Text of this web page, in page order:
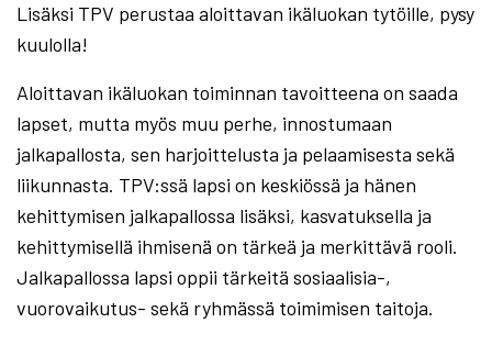
Lisäksi TPV perustaa aloittavan ikäluokan tytöille, pysy
kuulolla!
Aloittavan ikäluokan toiminnan tavoitteena on saada
lapset, mutta myös muu perhe, innostumaan
jalkapallosta, sen harjoittelusta ja pelaamisesta sekä
liikunnasta. TPV:ssä lapsi on keskiössä ja hänen
kehittymisen jalkapallossa lisäksi, kasvatuksella ja
kehittymisellä ihmisenä on tärkeä ja merkittävä rooli.
Jalkapallossa lapsi oppii tärkeitä sosiaalisia-,
vuorovaikutus- sekä ryhmässä toimimisen taitoja.